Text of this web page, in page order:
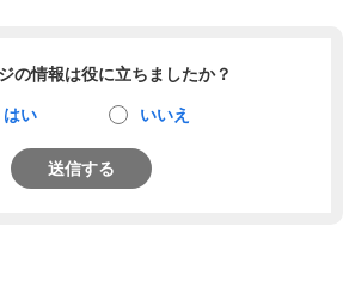
の情報は役に立ちましたか？
はい いいえ
送信する